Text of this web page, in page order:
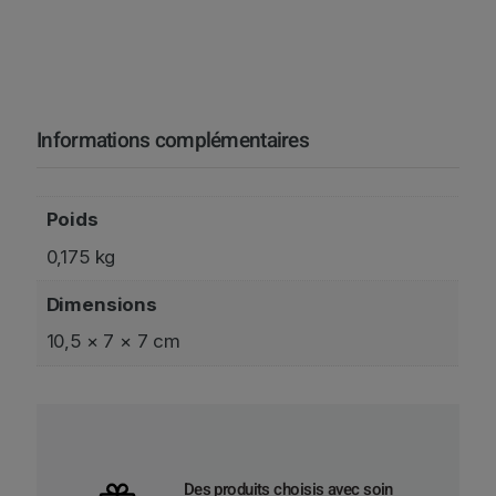
0
Informations complémentaires
Poids
0,175 kg
Dimensions
10,5 × 7 × 7 cm
Des produits choisis avec soin